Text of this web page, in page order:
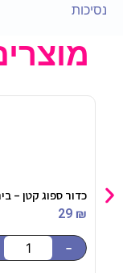
נסיכות
כדור ספוג קטן –
29 ₪
-